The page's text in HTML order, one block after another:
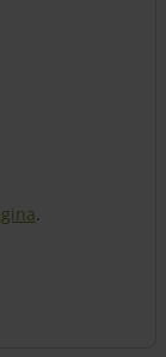
.